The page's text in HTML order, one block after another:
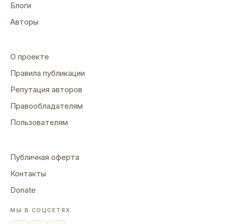
Блоги
Авторы
О проекте
Правила публикации
Репутация авторов
Правообладателям
Пользователям
Публичная оферта
Контакты
Donate
МЫ В СОЦСЕТЯХ